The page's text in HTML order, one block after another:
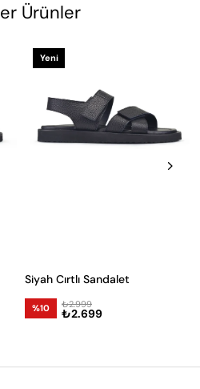
Ürünler
Siyah Cırtlı Sandalet
%10 ₺2.699
₺2.999
Yeni